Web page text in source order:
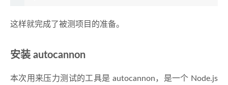
这样就完成了被测项目的准备。
安装 autocannon
本次用来压力测试的工具是 autocannon，是一个 Node.js